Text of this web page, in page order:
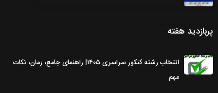
پربازدید هفته
انتخاب رشته کنکور سراسری ۱۴۰۵| راهنمای جامع، زمان، نکات
مهم